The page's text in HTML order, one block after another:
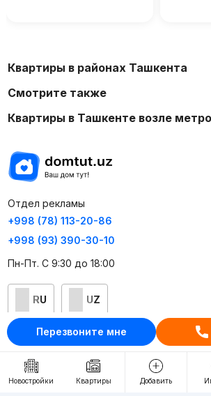
Перезвоните мне
Новостройки Квартиры Добавить
Квартиры в районах Ташкента
Смотрите также
Квартиры в Ташкенте возле метро
Отдел рекламы
+998 (78) 113-20-86
+998 (93) 390-30-10
Пн-Пт. С 9:30 до 18:00
RU UZ
Контакты
О проекте
Проект компании Webnow ©